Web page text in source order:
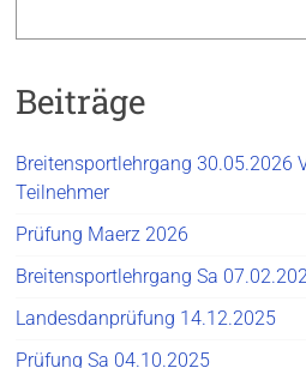
Beiträge
Breitensportlehrgang 30.05.2026
Teilnehmer
Prüfung Maerz 2026
Breitensportlehrgang Sa
Landesdanprüfung 14.12.2025
Prüfung Sa 04.10.2025